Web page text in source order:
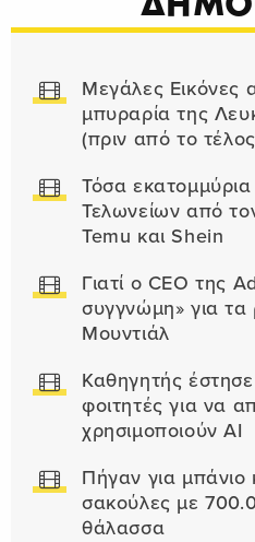
Μεγάλες Εικόνες
μπυραρία της
(πριν από το
Τόσα
Τελωνείων από
Temu και Shein
Γιατί ο CEO της
συγγνώμη» για
Μουντιάλ
Καθηγητής
φοιτητές για να
χρησιμοποιούν AI
Πήγαν για μπάνιο
σακούλες με
θάλασσα